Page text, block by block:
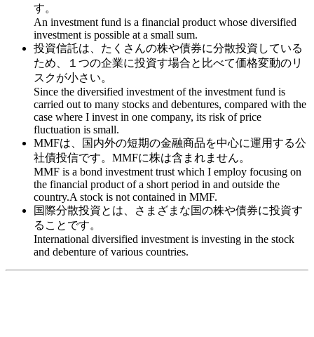
す。
An investment fund is a financial product whose diversified
investment is possible at a small sum.
投資信託は、たくさんの株や債券に分散投資している
ため、１つの企業に投資す場合と比べて価格変動のリ
スクが小さい。
Since the diversified investment of the investment fund is
carried out to many stocks and debentures, compared with the
case where I invest in one company, its risk of price
fluctuation is small.
MMFは、国内外の短期の金融商品を中心に運用する公
社債投信です。MMFに株は含まれません。
MMF is a bond investment trust which I employ focusing on
the financial product of a short period in and outside the
country.A stock is not contained in MMF.
国際分散投資とは、さまざまな国の株や債券に投資す
ることです。
International diversified investment is investing in the stock
and debenture of various countries.